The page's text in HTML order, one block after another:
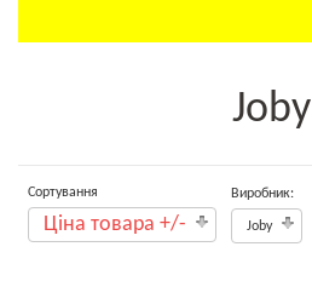
Joby
Сортування
Ціна товара +/-
Виробник:
Joby